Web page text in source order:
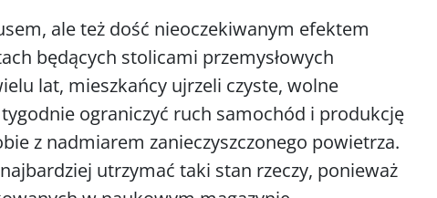
ale też dość nieoczekiwanym efektem
będących stolicami przemysłowych
lat, mieszkańcy ujrzeli czyste, wolne
ograniczyć ruch samochód i produkcję
z nadmiarem zanieczyszczonego powietrza.
utrzymać taki stan rzeczy, ponieważ